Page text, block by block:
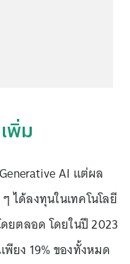
พิ่ม
AI แต่ผล
ได้ลงทุนในเทคโนโลยี
ยตลอด โดยในปี 2023
พียง 19% ของทั้งหมด